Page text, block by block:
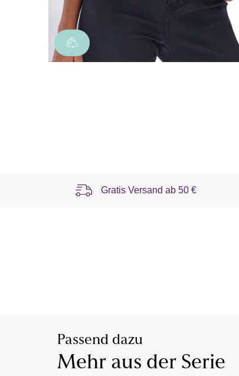
Gratis Versand ab 50 €
Passend dazu
Mehr aus der Serie